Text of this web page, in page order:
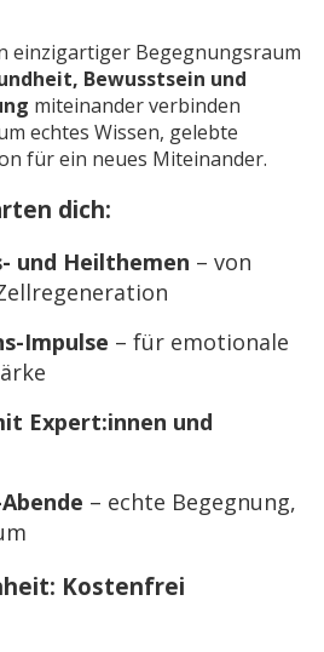
einzigartiger Begegnungsraum
Bewusstsein und
miteinander verbinden
echtes Wissen, gelebte
für ein neues Miteinander.
dich:
und Heilthemen – von
Impulse – für emotionale
Expert:innen und
– echte Begegnung,
Kostenfrei